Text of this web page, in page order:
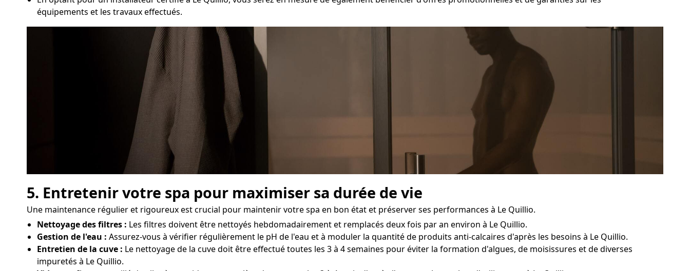
équipements et les travaux effectués.
5. Entretenir votre spa pour maximiser sa durée de vie
Une maintenance régulier et rigoureux est crucial pour maintenir votre spa en bon état et préserver ses performances à Le Quillio.
Nettoyage des filtres : Les filtres doivent être nettoyés hebdomadairement et remplacés deux fois par an environ à Le Quillio.
Gestion de l'eau : Assurez-vous à vérifier régulièrement le pH de l'eau et à moduler la quantité de produits anti-calcaires d'après les besoins à Le Quillio.
Entretien de la cuve : Le nettoyage de la cuve doit être effectué toutes les 3 à 4 semaines pour éviter la formation d'algues, de moisissures et de diverses
impuretés à Le Quillio.